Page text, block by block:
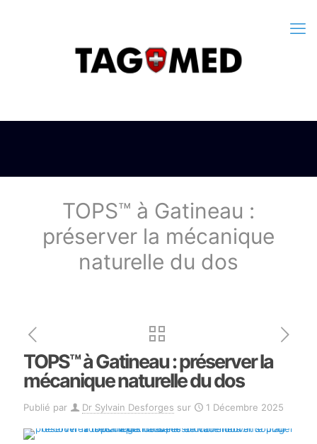
TOPS™ à Gatineau :
préserver la mécanique
naturelle du dos
TOPS™ à Gatineau : préserver la
mécanique naturelle du dos
Publié par Dr Sylvain Desforges sur 1 Décembre 2025